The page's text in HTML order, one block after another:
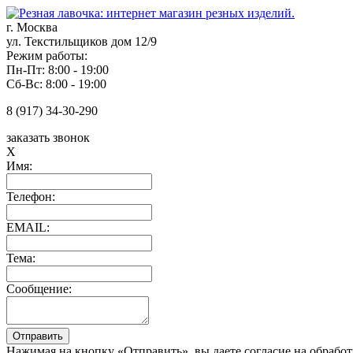
г. Москва
ул. Текстильщиков дом 12/9
Режим работы:
Пн-Пт: 8:00 - 19:00
Сб-Вс: 8:00 - 19:00
8 (917) 34-30-290
заказать звонок
X
Имя:
Телефон:
EMAIL:
Тема:
Сообщение: